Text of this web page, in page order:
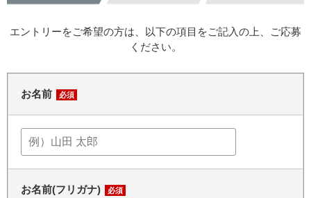
エントリーをご希望の方は、以下の項目をご記入の上、ご応募
ください。
お名前 必須
お名前(フリガナ) 必須